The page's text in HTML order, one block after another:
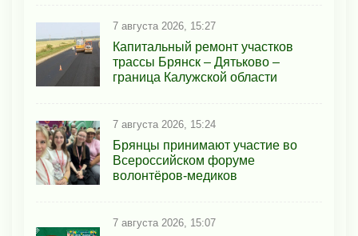
7 августа 2026, 15:27
Капитальный ремонт участков
трассы Брянск – Дятьково –
граница Калужской области
7 августа 2026, 15:24
Брянцы принимают участие во
Всероссийском форуме
волонтёров-медиков
7 августа 2026, 15:07